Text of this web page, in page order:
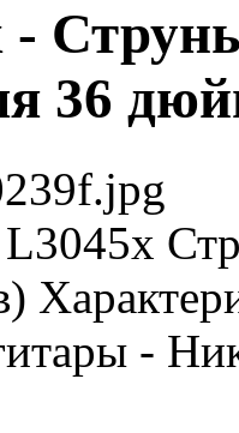
-
36
L3045x
-